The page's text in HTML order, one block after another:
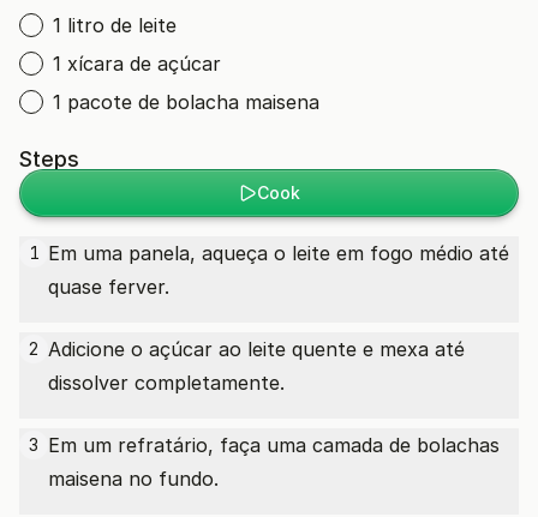
1 litro de leite
1 xícara de açúcar
1 pacote de bolacha maisena
Steps
Cook
1 Em uma panela, aqueça o leite em fogo médio até
quase ferver.
2 Adicione o açúcar ao leite quente e mexa até
dissolver completamente.
3 Em um refratário, faça uma camada de bolachas
maisena no fundo.